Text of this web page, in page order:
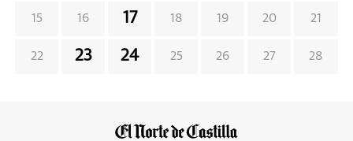
15 16 17 18 19 20 21
22 23 24 25 26 27 28